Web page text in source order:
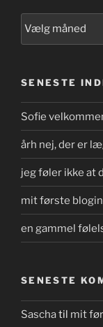
SENESTE
Sofie
årh nej, der er
jeg føler ikke at
mit første
en gammel
SENESTE
Saschatil mit